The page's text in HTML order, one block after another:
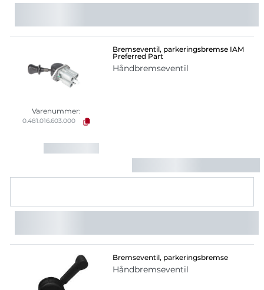
Varenummer:
0.481.016.603.000
Bremseventil, parkeringsbremse IAM
Preferred Part
Håndbremseventil
Bremseventil, parkeringsbremse
Håndbremseventil